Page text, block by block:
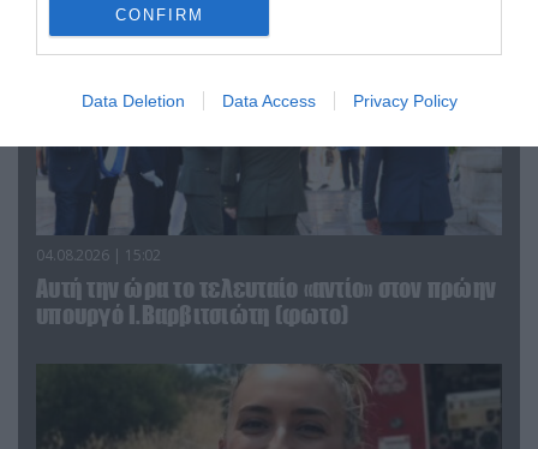
CONFIRM
Data Deletion Data Access Privacy Policy
04.08.2026 | 15:02
Αυτή την ώρα το τελευταίο «αντίο» στον πρώην
υπουργό Ι.Βαρβιτσιώτη (φωτο)